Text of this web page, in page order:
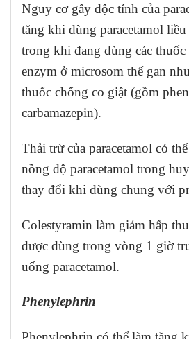
Nguy cơ gây độc tính của
tăng khi dùng paracetamol
trong khi đang dùng các thuốc
enzym ở microsom thể gan
thuốc chống co giật (gồm
carbamazepin).
Thải trừ của paracetamol có
nồng độ paracetamol trong
thay đổi khi dùng chung với
Colestyramin làm giảm hấp
được dùng trong vòng 1 giờ
uống paracetamol.
Phenylephrin